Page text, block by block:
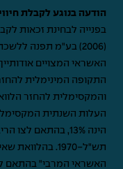
הודעה בנוגע לקבלת
בפנייה לבחינת זכאות
(2006) בע"מ תפנה
האשראי המצויים
העלות השנתית
הינה 13%, בהתאם
תש"ל-1970.